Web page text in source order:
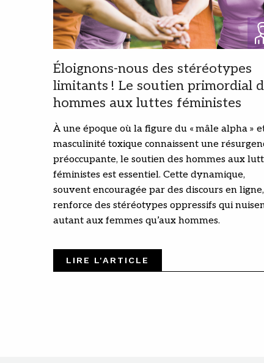
Éloignons-nous des stéréotypes
limitants ! Le soutien primordial
hommes aux luttes féministes
À une époque où la figure du « mâle alpha »
masculinité toxique connaissent une
préoccupante, le soutien des hommes aux
féministes est essentiel. Cette dynamique,
souvent encouragée par des discours en ligne,
renforce des stéréotypes oppressifs qui
autant aux femmes qu’aux hommes.
LIRE L'ARTICLE